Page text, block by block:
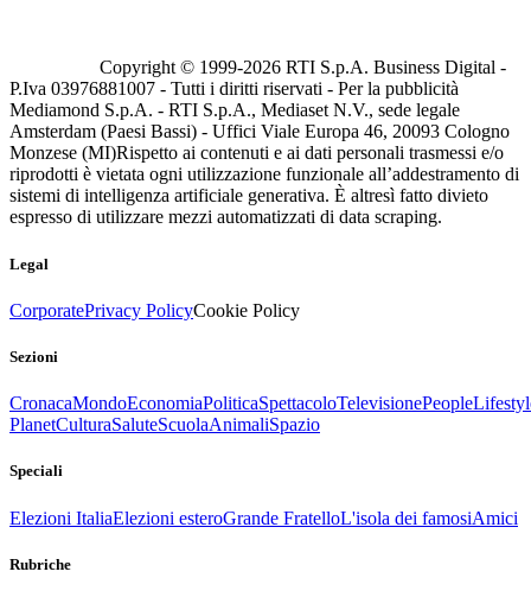
Copyright © 1999-2026 RTI S.p.A. Business Digital -
P.Iva 03976881007 - Tutti i diritti riservati - Per la pubblicità
Mediamond S.p.A. - RTI S.p.A., Mediaset N.V., sede legale
Amsterdam (Paesi Bassi) - Uffici Viale Europa 46, 20093 Cologno
Monzese (MI)Rispetto ai contenuti e ai dati personali trasmessi e/o
riprodotti è vietata ogni utilizzazione funzionale all’addestramento di
sistemi di intelligenza artificiale generativa. È altresì fatto divieto
espresso di utilizzare mezzi automatizzati di data scraping.
Legal
CorporatePrivacy PolicyCookie Policy
Sezioni
CronacaMondoEconomiaPoliticaSpettacoloTelevisionePeople
PlanetCulturaSaluteScuolaAnimaliSpazio
Speciali
Elezioni ItaliaElezioni esteroGrande FratelloL'isola dei famosiAmici
Rubriche